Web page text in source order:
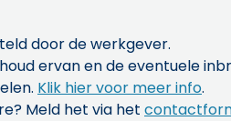
door de werkgever.
ervan en de eventuele
Klik hier voor meer info.
Meld het via het